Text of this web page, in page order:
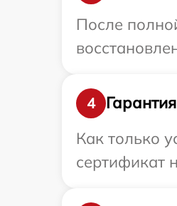
После
4
Гарантия
Как только
сертификат